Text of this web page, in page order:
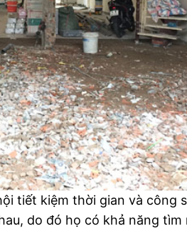
tiết kiệm thời gian và công
do đó họ có khả năng